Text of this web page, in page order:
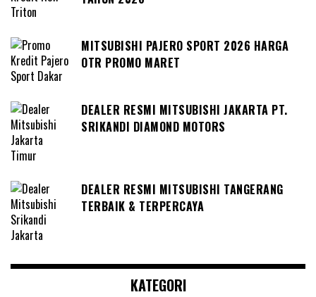
MITSUBISHI PAJERO SPORT 2026 HARGA
OTR PROMO MARET
DEALER RESMI MITSUBISHI JAKARTA PT.
SRIKANDI DIAMOND MOTORS
DEALER RESMI MITSUBISHI TANGERANG
TERBAIK & TERPERCAYA
KATEGORI